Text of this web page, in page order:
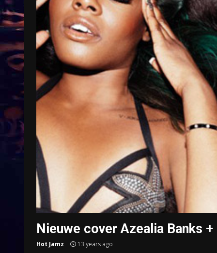
Nieuwe cover Azealia Banks
Hot Jamz 13 years ago
Treinkaartjes worden duurder,
abonnementen verdwijnen
9 months ago